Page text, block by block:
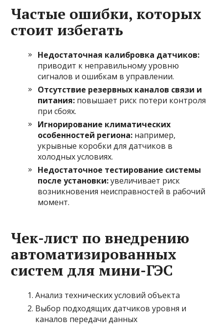
Частые ошибки, которых
стоит избегать
Недостаточная калибровка датчиков:
приводит к неправильному уровню
сигналов и ошибкам в управлении.
Отсутствие резервных каналов связи и
питания: повышает риск потери контроля
при сбоях.
Игнорирование климатических
особенностей региона: например,
укрывные коробки для датчиков в
холодных условиях.
Недостаточное тестирование системы
после установки:увеличивает риск
возникновения неисправностей в рабочий
момент.
Чек-лист по внедрению
автоматизированных
систем для мини-ГЭС
Анализ технических условий объекта
Выбор подходящих датчиков уровня и
каналов передачи данных